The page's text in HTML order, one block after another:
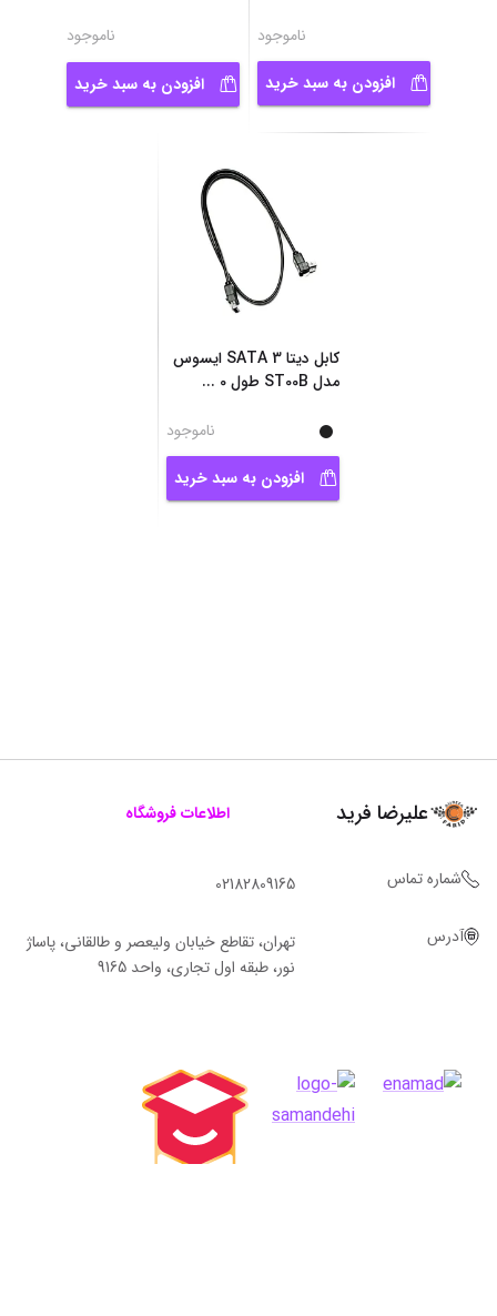
ناموجود
افزودن به سبد خرید
ناموجود
افزودن به سبد خرید
کابل دیتا 3 SATA ایسوس
مدل ST00B طول 0
...
ناموجود
افزودن به سبد خرید
علیرضا فرید اطلاعات فروشگاه
شماره تماس 02182809165
آدرس
تهران، تقاطع خیابان ولیعصر و طالقانی، پاساژ
نور، طبقه اول تجاری، واحد 9165